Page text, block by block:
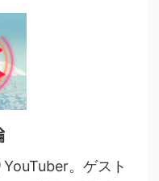
。ゲスト